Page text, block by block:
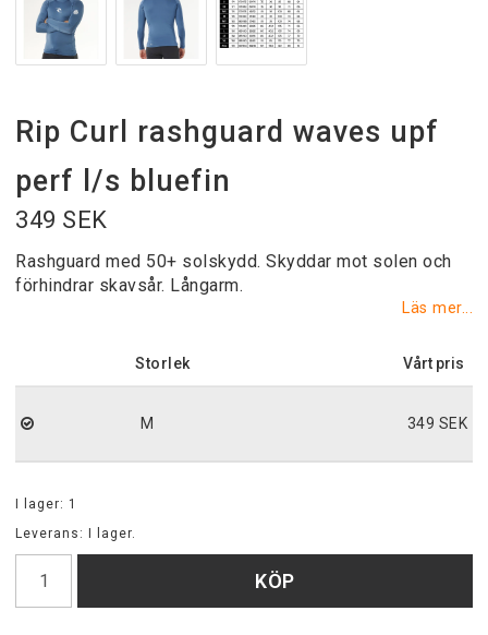
Rip Curl rashguard waves upf
perf l/s bluefin
349 SEK
Rashguard med 50+ solskydd. Skyddar mot solen och
förhindrar skavsår. Långarm.
Läs mer...
Storlek
M 349 SEK
I lager: 1
Leverans:
I lager.
KÖP